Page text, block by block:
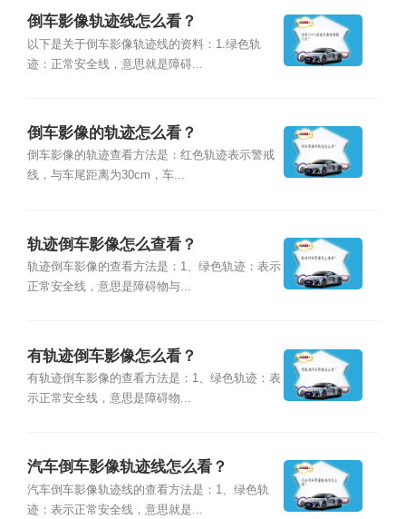
倒车影像轨迹线怎么看？
以下是关于倒车影像轨迹线的资料：1.绿色轨
迹：正常安全线，意思就是障碍...
倒车影像的轨迹怎么看？
倒车影像的轨迹查看方法是：红色轨迹表示警戒
线，与车尾距离为30cm，车...
轨迹倒车影像怎么查看？
轨迹倒车影像的查看方法是：1、绿色轨迹：表示
正常安全线，意思是障碍物与...
有轨迹倒车影像怎么看？
有轨迹倒车影像的查看方法是：1、绿色轨迹：表
示正常安全线，意思是障碍物...
汽车倒车影像轨迹线怎么看？
汽车倒车影像轨迹线的查看方法是：1、绿色轨
迹：表示正常安全线，意思就是...